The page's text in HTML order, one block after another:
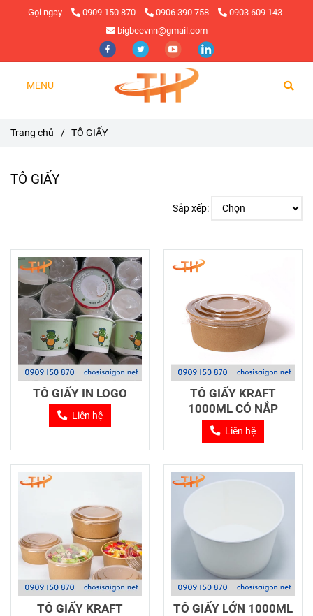
Gọi ngay 0909 150 870 0906 390 758
0903 609 143
bigbeevnn@gmail.com
MENU
Trang chủ / TÔ GIẤY
TÔ GIẤY
Sắp xếp:
TÔ GIẤY IN LOGO
Liên hệ
TÔ GIẤY KRAFT
1000ML CÓ NẮP
Liên hệ
TÔ GIẤY KRAFT
TÔ GIẤY LỚN 1000ML